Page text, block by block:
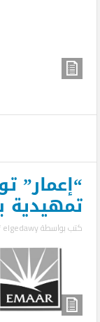
“إعمار”
تمهيدية
كتب بواسطة